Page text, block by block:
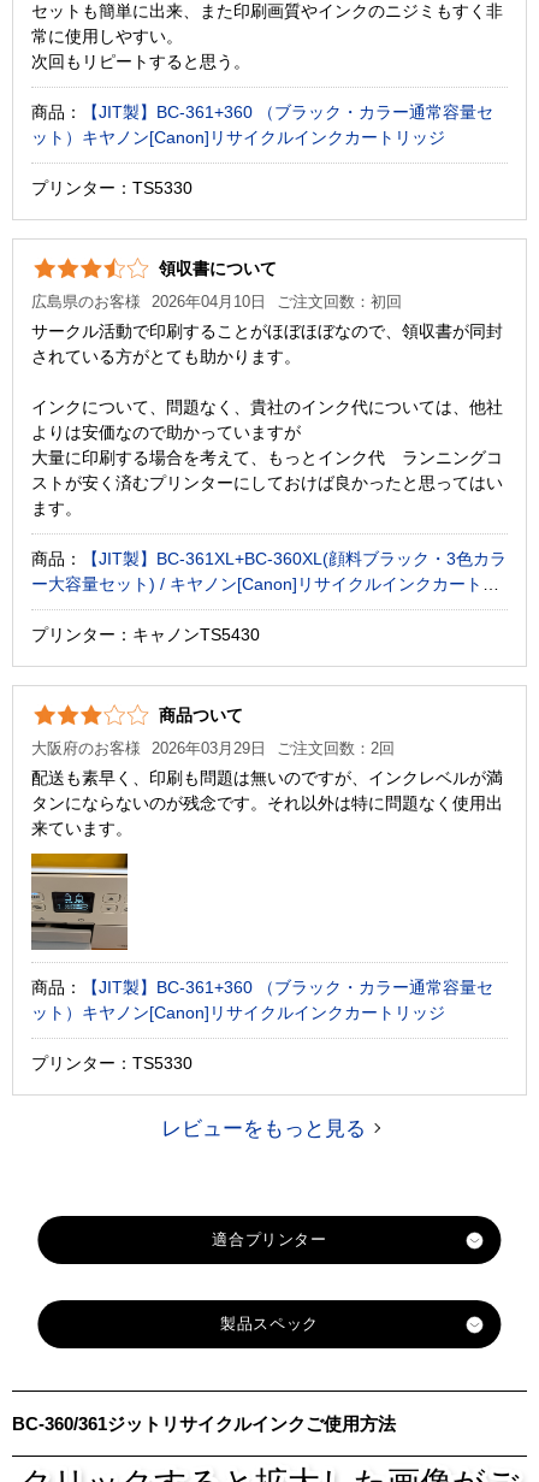
セットも簡単に出来、また印刷画質やインクのニジミもすく非
常に使用しやすい。
次回もリピートすると思う。
商品：
【JIT製】BC-361+360 （ブラック・カラー通常容量セ
ット）キヤノン[Canon]リサイクルインクカートリッジ
プリンター：TS5330
領収書について
広島県のお客様 2026年04月10日 ご注文回数：初回
サークル活動で印刷することがほぼほぼなので、領収書が同封
されている方がとても助かります。
インクについて、問題なく、貴社のインク代については、他社
よりは安価なので助かっていますが
大量に印刷する場合を考えて、もっとインク代 ランニングコ
ストが安く済むプリンターにしておけば良かったと思ってはい
ます。
商品：
【JIT製】BC-361XL+BC-360XL(顔料ブラック・3色カラ
ー大容量セット) / キヤノン[Canon]リサイクルインクカートリ
ッジ
プリンター：キャノンTS5430
商品ついて
大阪府のお客様 2026年03月29日 ご注文回数：2回
配送も素早く、印刷も問題は無いのですが、インクレベルが満
タンにならないのが残念です。それ以外は特に問題なく使用出
来ています。
商品：
【JIT製】BC-361+360 （ブラック・カラー通常容量セ
ット）キヤノン[Canon]リサイクルインクカートリッジ
プリンター：TS5330
レビューをもっと見る
適合プリンター
製品スペック
ー
対応
BC-360/361ジットリサイクルインクご使用方法